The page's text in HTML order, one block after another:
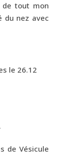
tout mon
du nez avec
le 26.12
de Vésicule